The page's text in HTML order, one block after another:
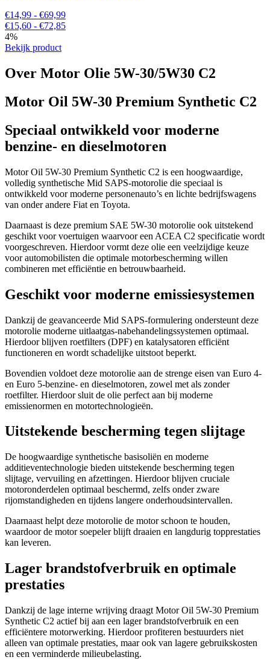
€14,99 - €69,99
€15,60 - €72,85
4%
Bekijk product
Over Motor Olie 5W-30/5W30 C2
Motor Oil 5W-30 Premium Synthetic C2
Speciaal ontwikkeld voor moderne
benzine- en dieselmotoren
Motor Oil 5W-30 Premium Synthetic C2 is een hoogwaardige,
volledig synthetische Mid SAPS-motorolie die speciaal is
ontwikkeld voor moderne personenauto’s en lichte bedrijfswagens
van onder andere Fiat en Toyota.
Daarnaast is deze premium SAE 5W-30 motorolie ook uitstekend
geschikt voor voertuigen waarvoor een ACEA C2 specificatie wordt
voorgeschreven. Hierdoor vormt deze olie een veelzijdige keuze
voor automobilisten die optimale motorbescherming willen
combineren met efficiëntie en betrouwbaarheid.
Geschikt voor moderne emissiesystemen
Dankzij de geavanceerde Mid SAPS-formulering ondersteunt deze
motorolie moderne uitlaatgas-nabehandelingssystemen optimaal.
Hierdoor blijven roetfilters (DPF) en katalysatoren efficiënt
functioneren en wordt schadelijke uitstoot beperkt.
Bovendien voldoet deze motorolie aan de strenge eisen van Euro 4-
en Euro 5-benzine- en dieselmotoren, zowel met als zonder
roetfilter. Hierdoor sluit de olie perfect aan bij moderne
emissienormen en motortechnologieën.
Uitstekende bescherming tegen slijtage
De hoogwaardige synthetische basisoliën en moderne
additieventechnologie bieden uitstekende bescherming tegen
slijtage, vervuiling en afzettingen. Hierdoor blijven cruciale
motoronderdelen optimaal beschermd, zelfs onder zware
rijomstandigheden en tijdens langere onderhoudsintervallen.
Daarnaast helpt deze motorolie de motor schoon te houden,
waardoor de motor soepeler blijft draaien en langdurig topprestaties
kan leveren.
Lager brandstofverbruik en optimale
prestaties
Dankzij de lage interne wrijving draagt Motor Oil 5W-30 Premium
Synthetic C2 actief bij aan een lager brandstofverbruik en een
efficiëntere motorwerking. Hierdoor profiteren bestuurders niet
alleen van optimale prestaties, maar ook van lagere gebruikskosten
en een verminderde milieubelasting.